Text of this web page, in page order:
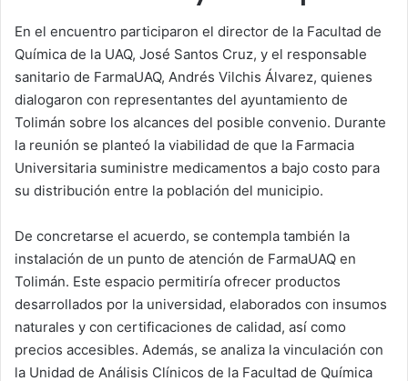
En el encuentro participaron el director de la Facultad de
Química de la UAQ, José Santos Cruz, y el responsable
sanitario de FarmaUAQ, Andrés Vilchis Álvarez, quienes
dialogaron con representantes del ayuntamiento de
Tolimán sobre los alcances del posible convenio. Durante
la reunión se planteó la viabilidad de que la Farmacia
Universitaria suministre medicamentos a bajo costo para
su distribución entre la población del municipio.
De concretarse el acuerdo, se contempla también la
instalación de un punto de atención de FarmaUAQ en
Tolimán. Este espacio permitiría ofrecer productos
desarrollados por la universidad, elaborados con insumos
naturales y con certificaciones de calidad, así como
precios accesibles. Además, se analiza la vinculación con
la Unidad de Análisis Clínicos de la Facultad de Química